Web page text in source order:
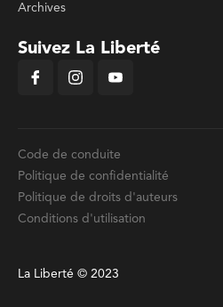
Archives
Suivez La Liberté
Code de conduite
Politique de confidentialité
Politique de droits d'auteurs
Conditions d'utilisation
La Liberté © 2023